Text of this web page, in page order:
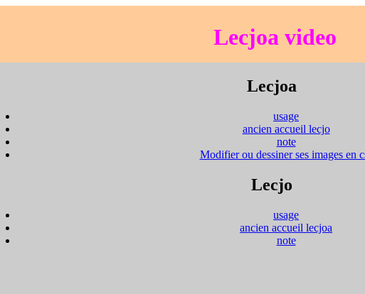
Lecjoa video
Lecjoa
usage
ancien accueil lecjo
note
Modifier ou dessiner ses images en
Lecjo
usage
ancien accueil lecjoa
note